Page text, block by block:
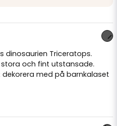
dinosaurien Triceratops.
stora och fint utstansade.
med på barnkalaset